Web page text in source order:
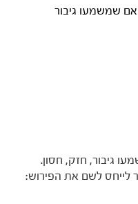
שמשמעו גיבור
גיבור, חזק, חסון.
לייחס לשם את הפירוש: